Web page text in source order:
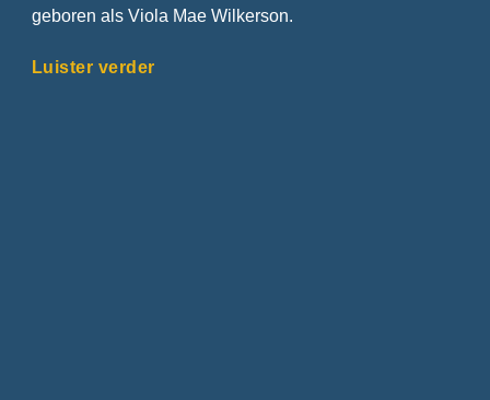
geboren als Viola Mae Wilkerson.
Luister verder